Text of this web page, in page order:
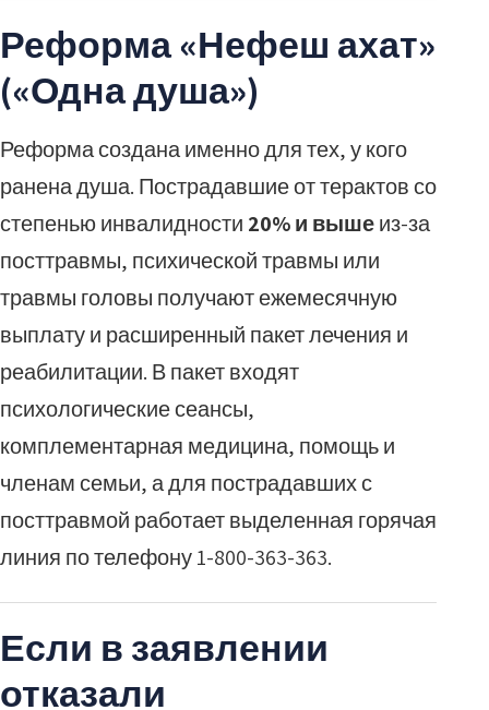
Реформа «Нефеш ахат»
(«Одна душа»)
Реформа создана именно для тех, у кого
ранена душа. Пострадавшие от терактов со
степенью инвалидности 20% и вышеиз-за
посттравмы, психической травмы или
травмы головы получают ежемесячную
выплату и расширенный пакет лечения и
реабилитации. В пакет входят
психологические сеансы,
комплементарная медицина, помощь и
членам семьи, а для пострадавших с
посттравмой работает выделенная горячая
линия по телефону 1-800-363-363.
Если в заявлении
отказали